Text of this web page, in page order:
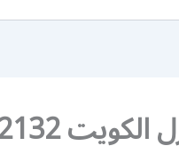
51222132